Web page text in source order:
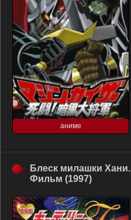
аниме
Блеск милашки Хани.
Фильм (1997)